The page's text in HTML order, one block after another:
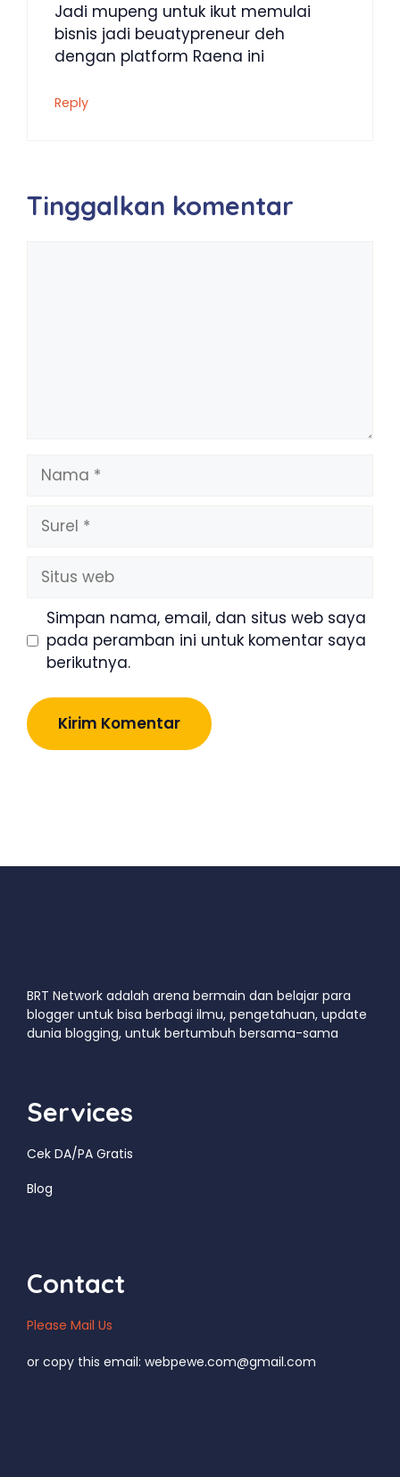
Jadi mupeng untuk ikut memulai
bisnis jadi beuatypreneur deh
dengan platform Raena ini
Reply
Tinggalkan komentar
Nama
Surel
Situs
web
Simpan nama, email, dan situs web saya
pada peramban ini untuk komentar saya
berikutnya.
BRT Network adalah arena bermain dan belajar para
blogger untuk bisa berbagi ilmu, pengetahuan, update
dunia blogging, untuk bertumbuh bersama-sama
Services
Cek DA/PA Gratis
Blog
Contact
Please Mail Us
or copy this email: webpewe.com@gmail.com